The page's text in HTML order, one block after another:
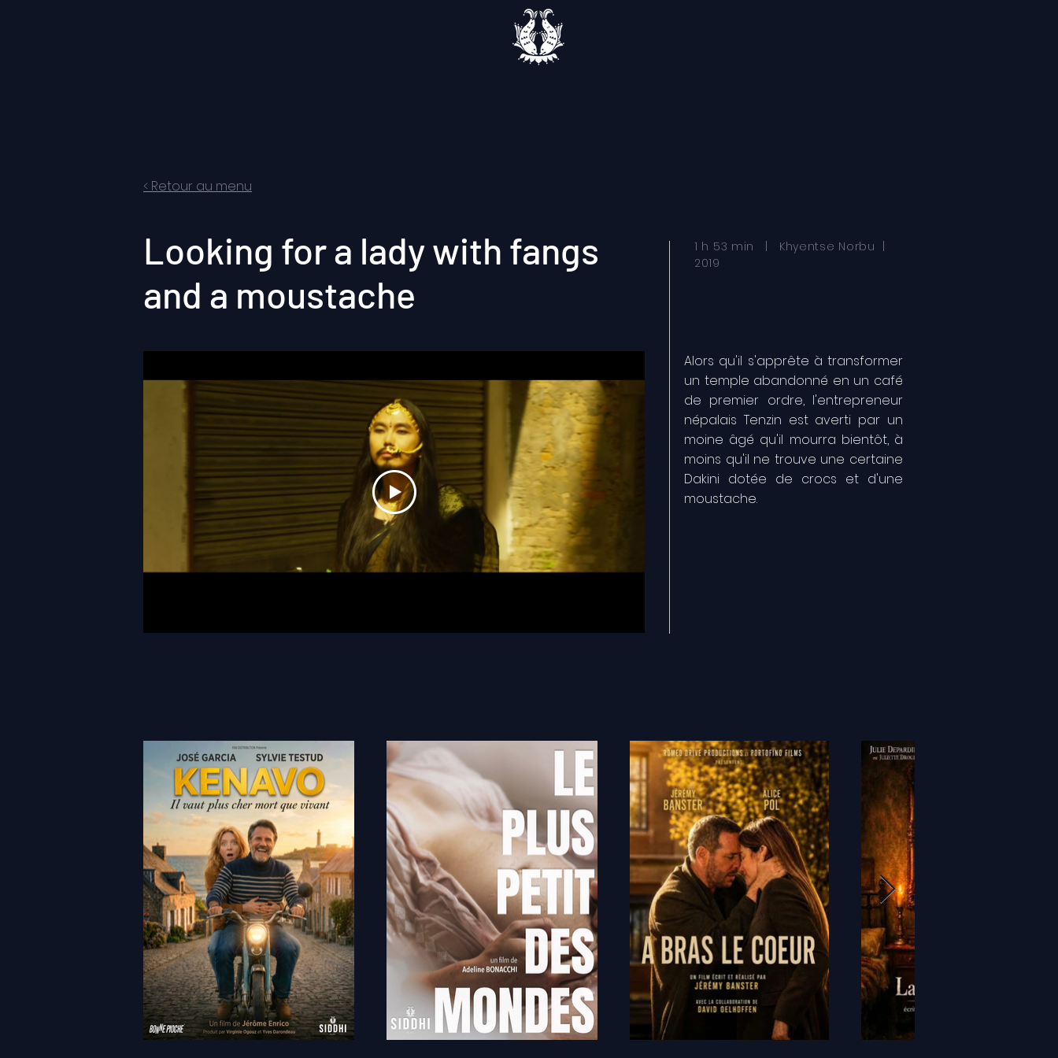
< Retour au menu
Looking for a lady with fangs
and a moustache
1 h 53 min | Khyentse Norbu |
2019
Alors qu'il s'apprête à transformer
un temple abandonné en un café
de premier ordre, l'entrepreneur
népalais Tenzin est averti par un
moine âgé qu'il mourra bientôt, à
moins qu'il ne trouve une certaine
Dakini dotée de crocs et d'une
moustache.